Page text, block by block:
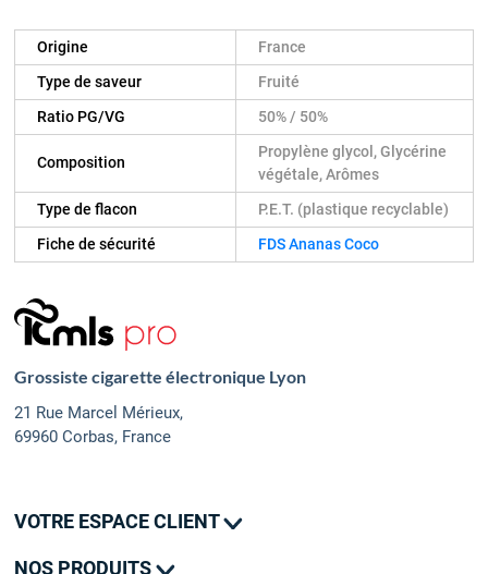
Origine
France
Type de saveur
Fruité
Ratio PG/VG
50% / 50%
Composition
Propylène glycol, Glycérine
végétale, Arômes
Type de flacon
P.E.T. (plastique recyclable)
Fiche de sécurité
FDS Ananas Coco
Grossiste cigarette électronique Lyon
21 Rue Marcel Mérieux,
69960 Corbas, France
VOTRE ESPACE CLIENT
NOS PRODUITS